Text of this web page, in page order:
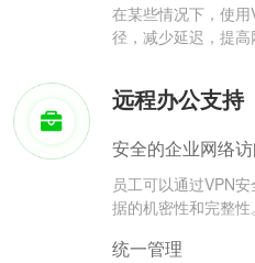
在某些情况下，使
径，减少延迟，提高
远程办公支持
安全的企业网络
员工可以通过VPN
据的机密性和完整性。
统一管理